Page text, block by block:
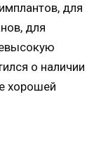
для
для
о наличии
хорошей